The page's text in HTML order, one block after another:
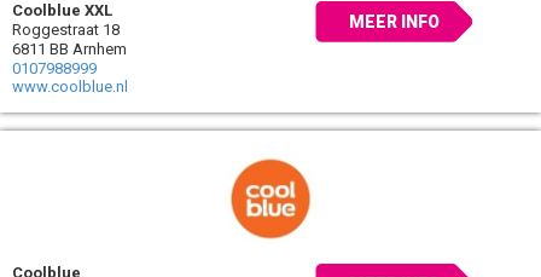
Coolblue XXL
Roggestraat 18
6811 BB Arnhem
0107988999
www.coolblue.nl
MEER INFO
Coolblue